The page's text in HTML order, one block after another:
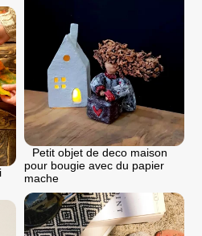
Petit objet de deco maison
pour bougie avec du papier
mache